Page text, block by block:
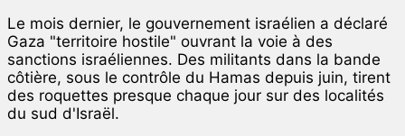
Le mois dernier, le gouvernement israélien a déclaré
Gaza "territoire hostile" ouvrant la voie à des
sanctions israéliennes. Des militants dans la bande
côtière, sous le contrôle du Hamas depuis juin, tirent
des roquettes presque chaque jour sur des localités
du sud d'Israël.